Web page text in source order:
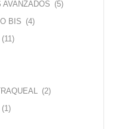
(5)
BIS (4)
(11)
(2)
(1)